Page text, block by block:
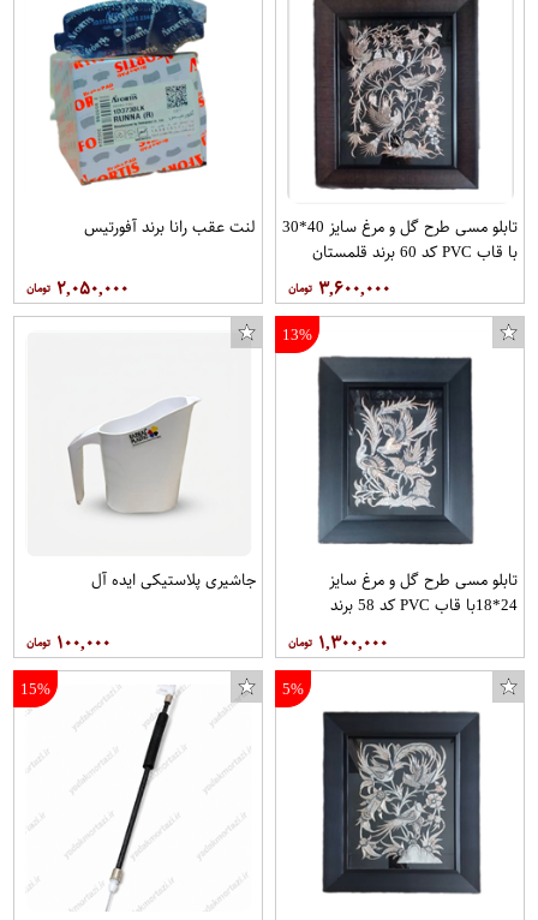
تابلو مسی طرح گل و مرغ سایز 40*30
با قاب PVC کد 60 برند قلمستان
۳,۶۰۰,۰۰۰
لنت عقب رانا برند آفورتیس
۲,۰۵۰,۰۰۰
13%
تابلو مسی طرح گل و مرغ سایز
24*18با قاب PVC کد 58 برند
۱,۳۰۰,۰۰۰
جاشیری پلاستیکی ایده آل
۱۰۰,۰۰۰
5%
15%